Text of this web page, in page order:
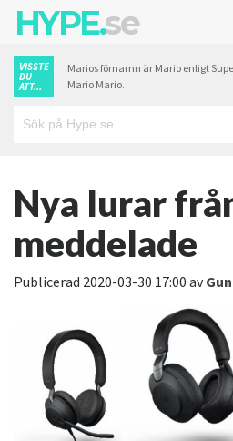
HYPE.se
VISSTE
DU
ATT...
Marios förnamn är Mario enligt
Mario Mario.
Nya lurar
meddelade
Publicerad 2020-03-30 17:00 av